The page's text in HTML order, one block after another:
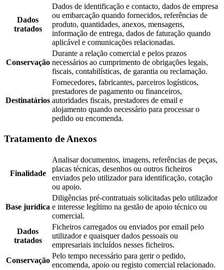
Dados
tratados
Dados de identificação e contacto, dados de empresa
ou embarcação quando fornecidos, referências de
produto, quantidades, anexos, mensagens,
informação de entrega, dados de faturação quando
aplicável e comunicações relacionadas.
Conservação
Durante a relação comercial e pelos prazos
necessários ao cumprimento de obrigações legais,
fiscais, contabilísticas, de garantia ou reclamação.
Destinatários
Fornecedores, fabricantes, parceiros logísticos,
prestadores de pagamento ou financeiros,
autoridades fiscais, prestadores de email e
alojamento quando necessário para processar o
pedido ou encomenda.
Tratamento de Anexos
Finalidade
Analisar documentos, imagens, referências de peças,
placas técnicas, desenhos ou outros ficheiros
enviados pelo utilizador para identificação, cotação
ou apoio.
Base jurídica
Diligências pré-contratuais solicitadas pelo utilizador
e interesse legítimo na gestão de apoio técnico ou
comercial.
Dados
tratados
Ficheiros carregados ou enviados por email pelo
utilizador e quaisquer dados pessoais ou
empresariais incluídos nesses ficheiros.
Conservação
Pelo tempo necessário para gerir o pedido,
encomenda, apoio ou registo comercial relacionado.